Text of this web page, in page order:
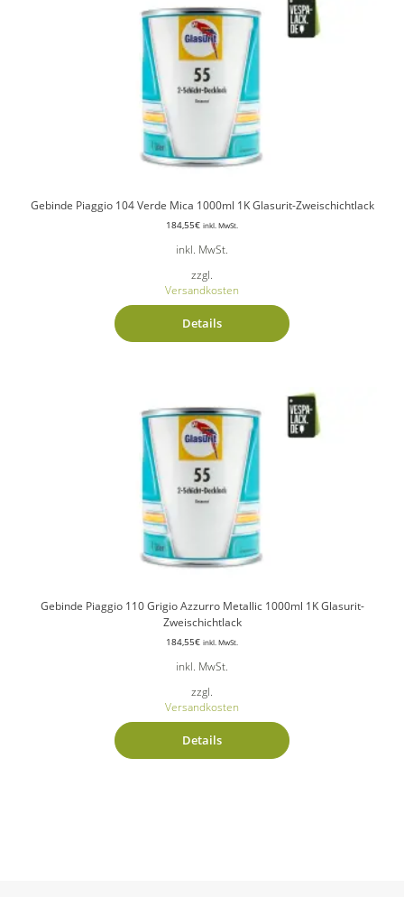
Gebinde Piaggio 104 Verde Mica 1000ml 1K Glasurit-Zweischichtlack
184,55€ inkl. MwSt.
inkl. MwSt.
zzgl.
Versandkosten
Details
Gebinde Piaggio 110 Grigio Azzurro Metallic 1000ml 1K Glasurit-
Zweischichtlack
184,55€ inkl. MwSt.
inkl. MwSt.
zzgl.
Versandkosten
Details